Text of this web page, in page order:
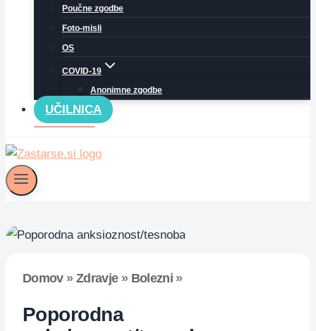
Poučne zgodbe
Foto-misli
OS
COVID-19
Anonimne zgodbe
UČILNICA
Domov» Zdravje» Bolezni »
Poporodna